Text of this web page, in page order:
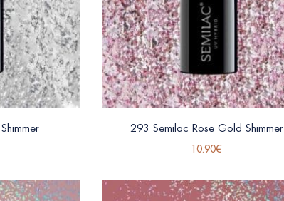
293 Semilac Rose Gold Shimmer
10.90€